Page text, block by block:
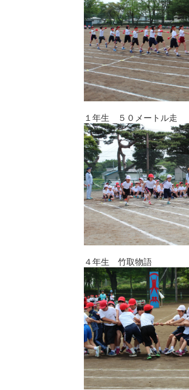
１年生 ５０メートル走
４年生 竹取物語